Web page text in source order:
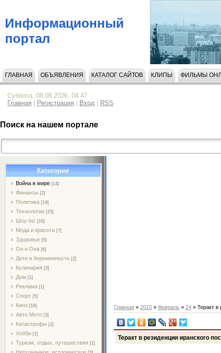
Информационный
портал
ГЛАВНАЯ ОБЪЯВЛЕНИЯ КАТАЛОГ САЙТОВ КЛИПЫ ФИЛЬМЫ
Суббота, 08.08.2026, 04:47
Главная
Регистрация Вход RSS
Поиск на нашем портале
Категории
Война в мире [14]
Финансы [2]
Политика [14]
Технологии [25]
Шоу-biz [16]
Мода и красота [7]
Здоровье [5]
Он и Она [6]
Дети и беременность [2]
Кулинария [3]
Дом [1]
Реклама [1]
Спорт [5]
Кино [16]
Авто Мото [3]
Катастрофы [2]
Хобби [1]
Туризм, отдых, путешествия [1]
Непознанное, историческое
Главная » 2015 » Февраль » 24» Теракт в
Теракт в резиденции иранского